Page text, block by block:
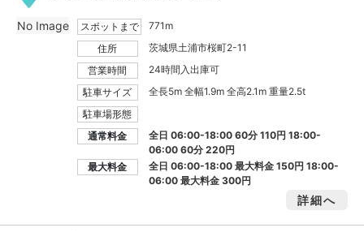
スポットまで
771m
住所
茨城県土浦市桜町2-11
営業時間
24時間入出庫可
駐車サイズ
全長5m 全幅1.9m 全高2.1m 重量2.5t
駐車場形態
通常料金
全日 06:00-18:00 60分 110円 18:00-
06:00 60分 220円
最大料金
全日 06:00-18:00 最大料金150円18:00-
06:00 最大料金300円
詳細へ
No Image